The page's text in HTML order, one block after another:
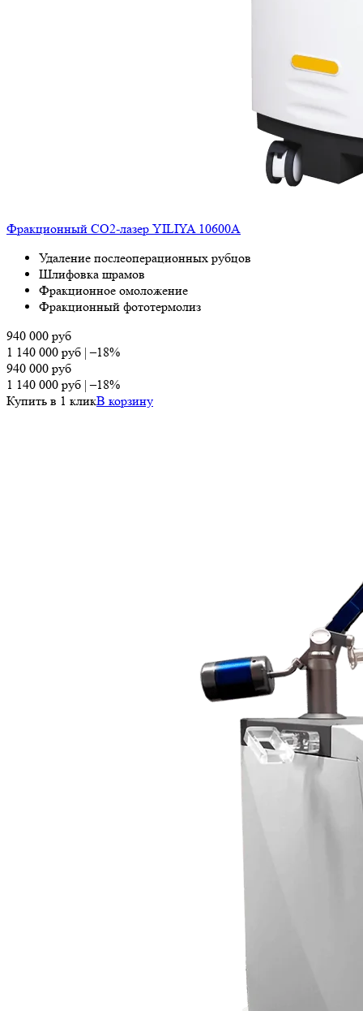
Фракционный СО2-лазер YILIYA 10600A
Удаление послеоперационных рубцов
Шлифовка шрамов
Фракционное омоложение
Фракционный фототермолиз
940 000 руб
1 140 000 руб |–18%
940 000 руб
1 140 000 руб |–18%
Купить в 1 кликВ корзину